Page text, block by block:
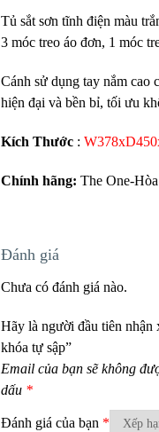
Tủ sắt sơn tĩnh điện màu
3 móc treo áo đơn, 1 móc
Cánh sử dụng tay nắm cao
hiện đại và bền bỉ, tối ưu
Kích Thước :
Chính hãng: The One-
Đánh giá
Chưa có đánh giá nào.
Hãy là người đầu tiên nhận
khóa tự sập”
Email của bạn sẽ không
dấu *
Đánh giá của bạn *